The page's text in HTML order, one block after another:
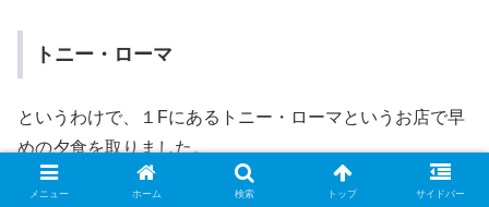
トニー・ローマ
というわけで、１Fにあるトニー・ローマというお店で早
めの夕食を取りました。
管理人1的には、ベビーリブよりもスペアリブがお勧めで
メニュー ホーム 検索 トップ サイドバー